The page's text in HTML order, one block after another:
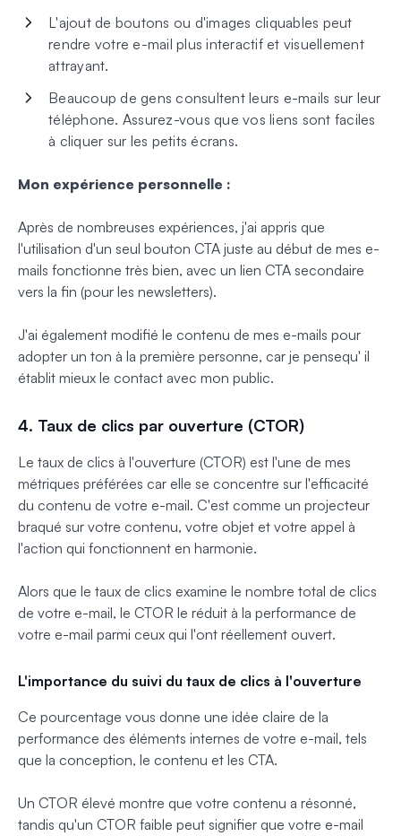
L'ajout de boutons ou d'images cliquables peut
rendre votre e-mail plus interactif et visuellement
attrayant.
Beaucoup de gens consultent leurs e-mails sur leur
téléphone. Assurez-vous que vos liens sont faciles
à cliquer sur les petits écrans.
Mon expérience personnelle :
Après de nombreuses expériences, j'ai appris que
l'utilisation d'un seul bouton CTA juste au début de mes e-
mails fonctionne très bien, avec un lien CTA secondaire
vers la fin (pour les newsletters).
J'ai également modifié le contenu de mes e-mails pour
adopter un ton à la première personne, car je pensequ' il
établit mieux le contact avec mon public.
4. Taux de clics par ouverture (CTOR)
Le taux de clics à l'ouverture (CTOR) est l'une de mes
métriques préférées car elle se concentre sur l'efficacité
du contenu de votre e-mail. C'est comme un projecteur
braqué sur votre contenu, votre objet et votre appel à
l'action qui fonctionnent en harmonie.
Alors que le taux de clics examine le nombre total de clics
de votre e-mail, le CTOR le réduit à la performance de
votre e-mail parmi ceux qui l'ont réellement ouvert.
L'importance du suivi du taux de clics à l'ouverture
Ce pourcentage vous donne une idée claire de la
performance des éléments internes de votre e-mail, tels
que la conception, le contenu et les CTA.
Un CTOR élevé montre que votre contenu a résonné,
tandis qu'un CTOR faible peut signifier que votre e-mail